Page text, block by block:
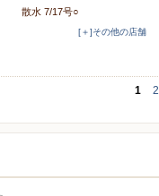
散水 7/17号○
[＋]その他の店舗
1 2